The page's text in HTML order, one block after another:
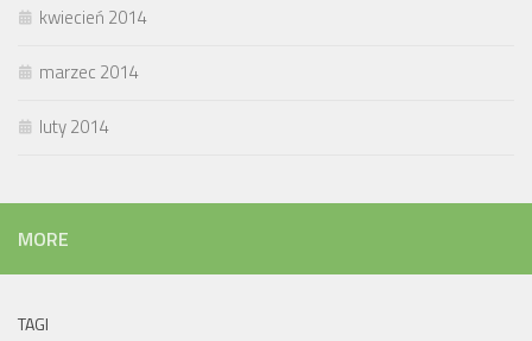
kwiecień 2014
marzec 2014
luty 2014
MORE
TAGI